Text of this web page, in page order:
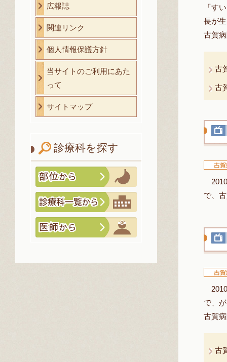
広報誌
関連リンク
個人情報保護方針
当サイトのご利用にあた
って
サイトマップ
診療科を探す
「す
長が
古賀
古
古
2010
で、
2010
で、
古賀
古